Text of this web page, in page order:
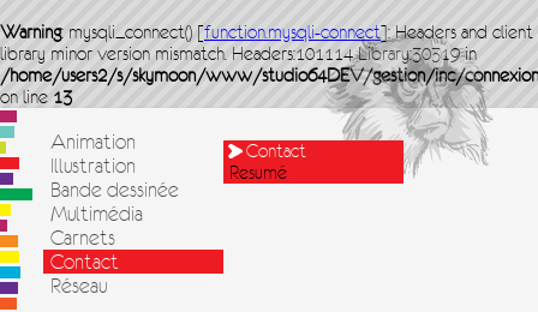
Warning: mysqli_connect() [function.mysqli-connect]: Headers and client
library minor version mismatch. Headers:101114 Library:30319 in
/home/users2/s/skymoon/www/studio64DEV/gestion/inc/
on line 13
Animation
Illustration
Bande dessinée
Multimédia
Carnets
Contact
Réseau
Contact
Resumé